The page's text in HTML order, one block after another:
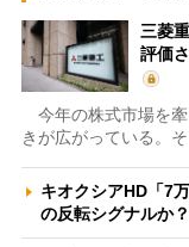
三菱
評価
今年の株式市場を牽
きが広がっている。
キオクシアHD「7
の反転シグナル